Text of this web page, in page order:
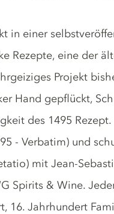
in einer
Rezepte, eine der
Projekt
Hand gepflückt,
des 1495
- Verbatim) und
mit Jean-
Spirits & Wine.
16. Jahrhundert